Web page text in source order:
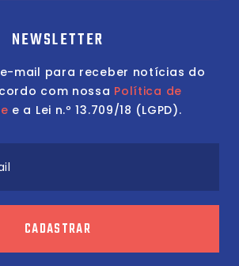
NEWSLETTER
mail para receber notícias do
com nossa Política de
e a Lei n.º 13.709/18 (LGPD).
CADASTRAR